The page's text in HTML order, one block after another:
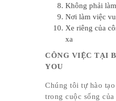
Không phải
Nơi làm việc
Xe riêng của
xa
CÔNG VIỆC TẠI
YOU
Chúng tôi tự hào
trong cuộc sống